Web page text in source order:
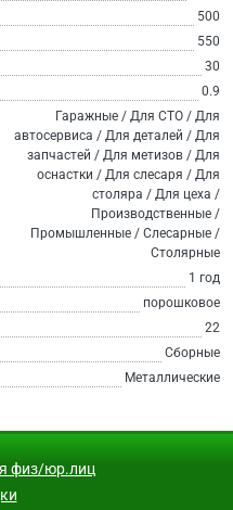
500
550
30
0.9
Гаражные / Для СТО / Для
автосервиса / Для деталей / Для
запчастей / Для метизов / Для
оснастки / Для слесаря / Для
столяра / Для цеха /
Производственные /
Промышленные / Слесарные /
Столярные
1 год
порошковое
22
Сборные
Металлические
физ/юр.лиц